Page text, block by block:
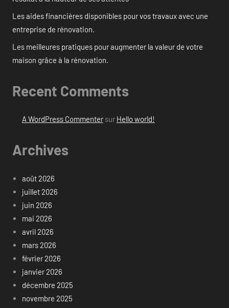
Les aides financières disponibles pour vos travaux avec une
entreprise de rénovation.
Les meilleures pratiques pour augmenter la valeur de votre
maison grâce à la rénovation.
Recent Comments
A WordPress Commentersur Hello world!
Archives
août 2026
juillet 2026
juin 2026
mai 2026
avril 2026
mars 2026
février 2026
janvier 2026
décembre 2025
novembre 2025